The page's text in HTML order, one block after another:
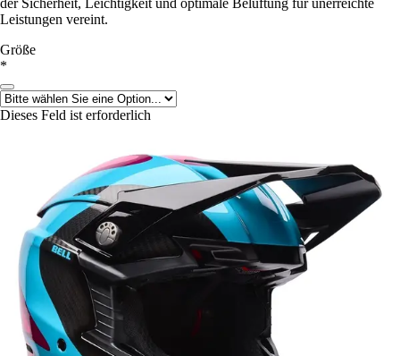
der Sicherheit, Leichtigkeit und optimale Belüftung für unerreichte
Leistungen vereint.
Größe
*
Dieses Feld ist erforderlich